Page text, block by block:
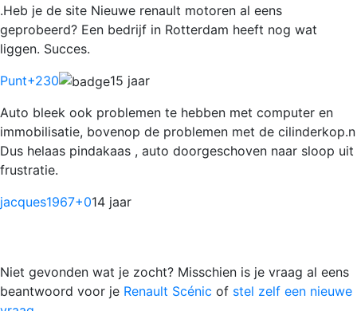
.Heb je de site Nieuwe renault motoren al eens
geprobeerd? Een bedrijf in Rotterdam heeft nog wat
liggen. Succes.
Punt+230
15 jaar
Auto bleek ook problemen te hebben met computer en
immobilisatie, bovenop de problemen met de cilinderkop.n
Dus helaas pindakaas , auto doorgeschoven naar sloop uit
frustratie.
jacques1967+014 jaar
Niet gevonden wat je zocht? Misschien is je vraag al eens
beantwoord voor je Renault Scénic of stel zelf een nieuwe